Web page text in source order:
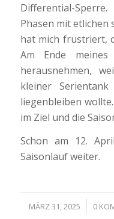
Differential-
Phasen mit etlichen
hat mich frustriert,
Am Ende
herausnehmen,
kleiner
liegenbleiben
im Ziel und die
Schon am 12.
Saisonlauf weiter.
MÄRZ 31, 2025
/ 0